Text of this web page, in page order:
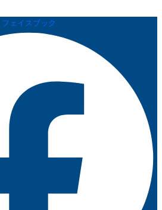
フェイスブック